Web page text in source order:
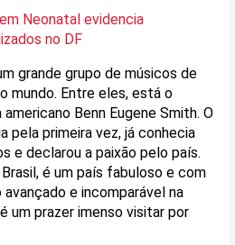
Neonatal evidencia
no DF
grande grupo de músicos de
mundo. Entre eles, está o
Benn Eugene Smith. O
pela primeira vez, já conhecia
e declarou a paixão pelo país.
é um país fabuloso e com
e incomparável na
um prazer imenso visitar por